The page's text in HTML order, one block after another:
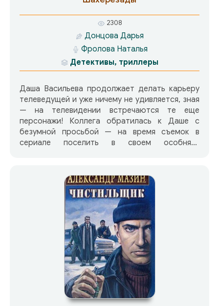
2308
Донцова Дарья
Фролова Наталья
Детективы, триллеры
Даша Васильева продолжает делать карьеру
телеведущей и уже ничему не удивляется, зная
— на телевидении встречаются те еще
персонажи! Коллега обратилась к Даше с
безумной просьбой — на время съемок в
сериале поселить в своем особняке
дом мигом превратился в балаган. Одним
прекрасным утром на пороге нарисовалась
милая девочка Катя — неизвестная дочка
Полканова! Вадим быстро охладил ее пыл,
заявив, что вообще не может иметь детей. А
вечером перепуганная Катя позвонила Даше:
ее мама призналась в обмане, пообещала
поговорить с настоящим отцом и… пропала!
Любительница частного сыска не бросит
девочку на произвол судьбы, пусть даже по
ходу расследования ей придется сниматься в
сериале вместе с Полкановым в роли… собаки!